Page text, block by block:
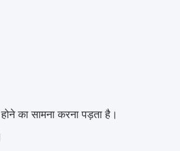
का सामना करना पड़ता है।